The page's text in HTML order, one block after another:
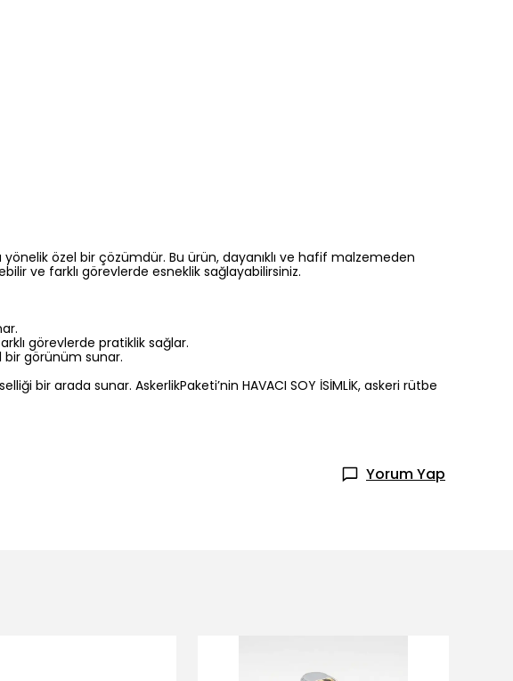
yönelik özel bir çözümdür. Bu ürün, dayanıklı ve hafif malzemeden
ve farklı görevlerde esneklik sağlayabilirsiniz.
görevlerde pratiklik sağlar.
bir görünüm sunar.
bir arada sunar. AskerlikPaketi’nin HAVACI SOY İSİMLİK, askeri rütbe
Yorum Yap